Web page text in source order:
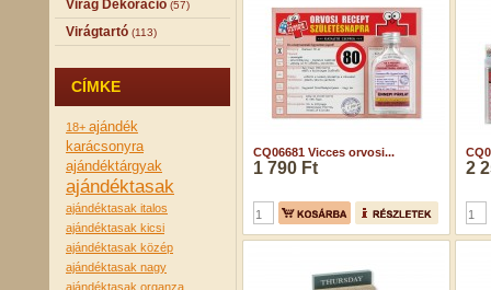
Virág Dekoráció (57)
Virágtartó (113)
CÍMKE
18+ ajándék
karácsonyra
ajándéktárgyak
ajándéktasak
ajándéktasak italos
ajándéktasak kicsi
ajándéktasak közép
ajándéktasak nagy
ajándéktasak organza
CQ06681 Vicces orvosi...
1 790 Ft 2